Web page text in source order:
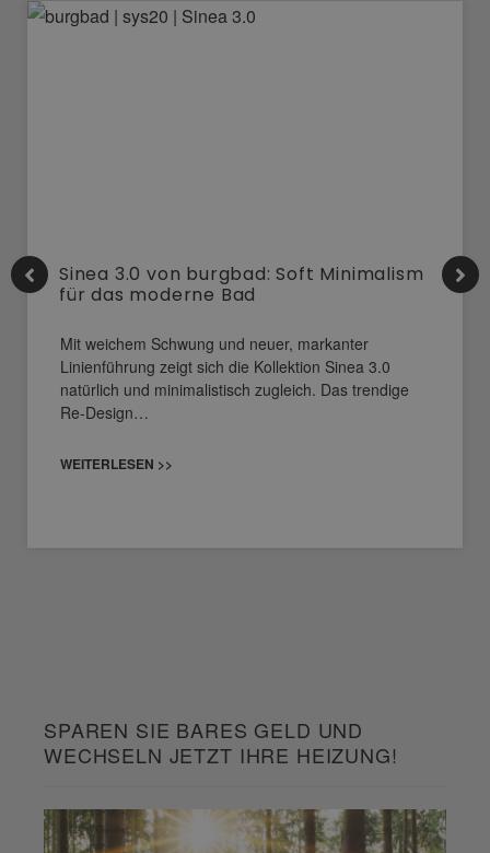
Sinea 3.0 von burgbad: Soft Minimalism
für das moderne Bad
Mit weichem Schwung und neuer, markanter
Linienführung zeigt sich die Kollektion Sinea 3.0
natürlich und minimalistisch zugleich. Das trendige
Re-Design…
WEITERLESEN >>
SPAREN SIE BARES GELD UND
WECHSELN JETZT IHRE HEIZUNG!